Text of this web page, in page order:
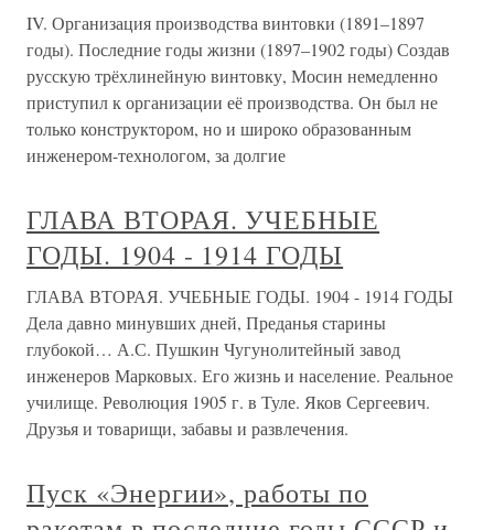
IV. Организация производства винтовки (1891–1897
годы). Последние годы жизни (1897–1902 годы) Создав
русскую трёхлинейную винтовку, Мосин немедленно
приступил к организации её производства. Он был не
только конструктором, но и широко образованным
инженером-технологом, за долгие
ГЛАВА ВТОРАЯ. УЧЕБНЫЕ
ГОДЫ. 1904 - 1914 ГОДЫ
ГЛАВА ВТОРАЯ. УЧЕБНЫЕ ГОДЫ. 1904 - 1914 ГОДЫ
Дела давно минувших дней, Преданья старины
глубокой… А.С. Пушкин Чугунолитейный завод
инженеров Марковых. Его жизнь и население. Реальное
училище. Революция 1905 г. в Туле. Яков Сергеевич.
Друзья и товарищи, забавы и развлечения.
Пуск «Энергии», работы по